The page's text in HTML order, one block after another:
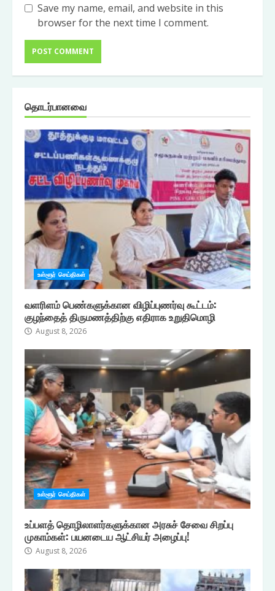
Save my name, email, and website in this
browser for the next time I comment.
தொடர்பானவை
உள்ளூர் செய்திகள்
வளரிளம் பெண்களுக்கான விழிப்புணர்வு கூட்டம்:
குழந்தைத் திருமணத்திற்கு எதிராக உறுதிமொழி
August 8, 2026
உள்ளூர் செய்திகள்
உப்பளத் தொழிலாளர்களுக்கான அரசுச் சேவை சிறப்பு
முகாம்கள்: பயனடைய ஆட்சியர் அழைப்பு!
August 8, 2026